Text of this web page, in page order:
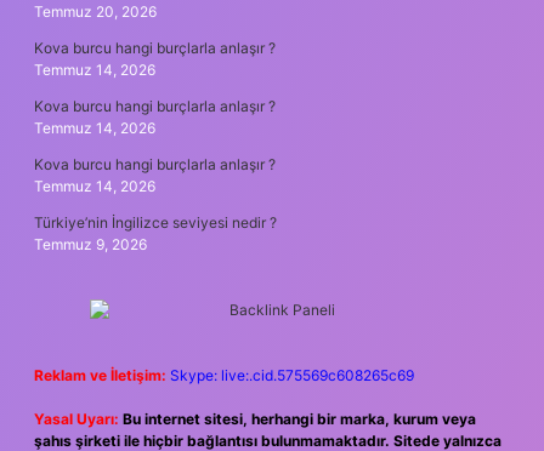
Temmuz 20, 2026
Kova burcu hangi burçlarla anlaşır ?
Temmuz 14, 2026
Kova burcu hangi burçlarla anlaşır ?
Temmuz 14, 2026
Kova burcu hangi burçlarla anlaşır ?
Temmuz 14, 2026
Türkiye’nin İngilizce seviyesi nedir ?
Temmuz 9, 2026
Reklam ve İletişim: Skype: live:.cid.575569c608265c69
Yasal Uyarı: Bu internet sitesi, herhangi bir marka, kurum veya
şahıs şirketi ile hiçbir bağlantısı bulunmamaktadır. Sitede yalnızca